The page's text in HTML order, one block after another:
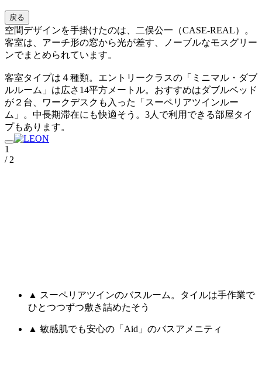
戻る
空間デザインを手掛けたのは、二俣公一（CASE-REAL）。
客室は、アーチ形の窓から光が差す、ノーブルなモスグリー
ンでまとめられています。
客室タイプは４種類。エントリークラスの「ミニマル・ダブ
ルルーム」は広さ14平方メートル。おすすめはダブルベッド
が２台、ワークデスクも入った「スーペリアツインルー
ム」。中長期滞在にも快適そう。3人で利用できる部屋タイ
プもあります。
1
/ 2
▲ スーペリアツインのバスルーム。タイルは手作業で
ひとつつずつ敷き詰めたそう
▲ 敏感肌でも安心の「Aid」のバスアメニティ